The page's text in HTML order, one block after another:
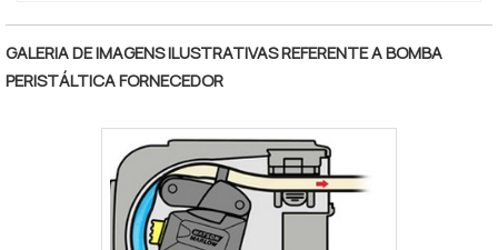
GALERIA DE IMAGENS ILUSTRATIVAS REFERENTE A BOMBA
PERISTÁLTICA FORNECEDOR